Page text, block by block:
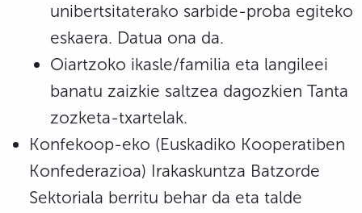
unibertsitaterako sarbide-proba egiteko
eskaera. Datua ona da.
Oiartzoko ikasle/familia eta langileei
banatu zaizkie saltzea dagozkien Tanta
zozketa-txartelak.
Konfekoop-eko (Euskadiko Kooperatiben
Konfederazioa) Irakaskuntza Batzorde
Sektoriala berritu behar da eta talde